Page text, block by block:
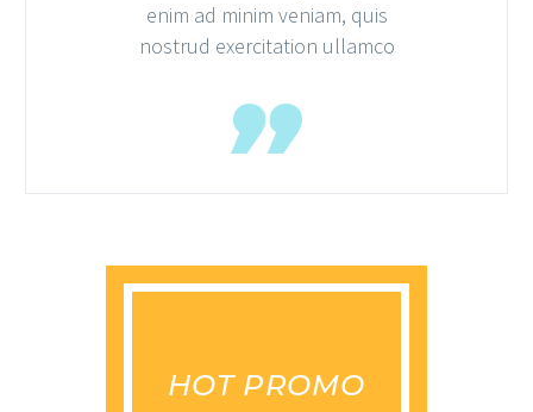
enim ad minim veniam, quis
nostrud exercitation ullamco
HOT PROMO